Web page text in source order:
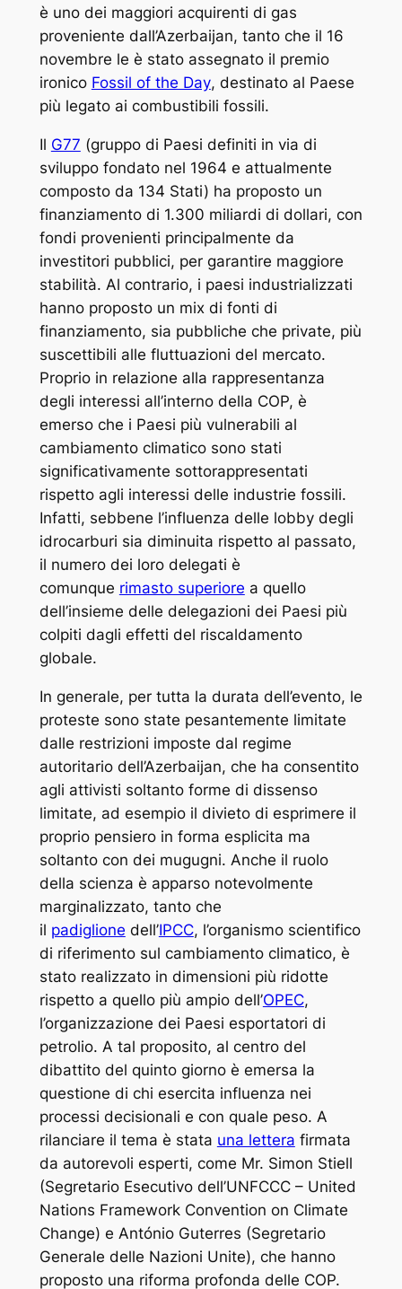
è uno dei maggiori acquirenti di gas
proveniente dall’Azerbaijan, tanto che il 16
novembre le è stato assegnato il premio
ironico Fossil of the Day, destinato al Paese
più legato ai combustibili fossili.
Il G77 (gruppo di Paesi definiti in via di
sviluppo fondato nel 1964 e attualmente
composto da 134 Stati) ha proposto un
finanziamento di 1.300 miliardi di dollari, con
fondi provenienti principalmente da
investitori pubblici, per garantire maggiore
stabilità. Al contrario, i paesi industrializzati
hanno proposto un mix di fonti di
finanziamento, sia pubbliche che private, più
suscettibili alle fluttuazioni del mercato.
Proprio in relazione alla rappresentanza
degli interessi all’interno della COP, è
emerso che i Paesi più vulnerabili al
cambiamento climatico sono stati
significativamente sottorappresentati
rispetto agli interessi delle industrie fossili.
Infatti, sebbene l’influenza delle lobby degli
idrocarburi sia diminuita rispetto al passato,
il numero dei loro delegati è
comunque rimasto superiore a quello
dell’insieme delle delegazioni dei Paesi più
colpiti dagli effetti del riscaldamento
globale.
In generale, per tutta la durata dell’evento, le
proteste sono state pesantemente limitate
dalle restrizioni imposte dal regime
autoritario dell’Azerbaijan, che ha consentito
agli attivisti soltanto forme di dissenso
limitate, ad esempio il divieto di esprimere il
proprio pensiero in forma esplicita ma
soltanto con dei mugugni. Anche il ruolo
della scienza è apparso notevolmente
marginalizzato, tanto che
il padiglione dell’IPCC, l’organismo scientifico
di riferimento sul cambiamento climatico, è
stato realizzato in dimensioni più ridotte
rispetto a quello più ampio dell’OPEC,
l’organizzazione dei Paesi esportatori di
petrolio. A tal proposito, al centro del
dibattito del quinto giorno è emersa la
questione di chi esercita influenza nei
processi decisionali e con quale peso. A
rilanciare il tema è stata una lettera firmata
da autorevoli esperti, come Mr. Simon Stiell
(Segretario Esecutivo dell’UNFCCC – United
Nations Framework Convention on Climate
Change) e António Guterres (Segretario
Generale delle Nazioni Unite), che hanno
proposto una riforma profonda delle COP.